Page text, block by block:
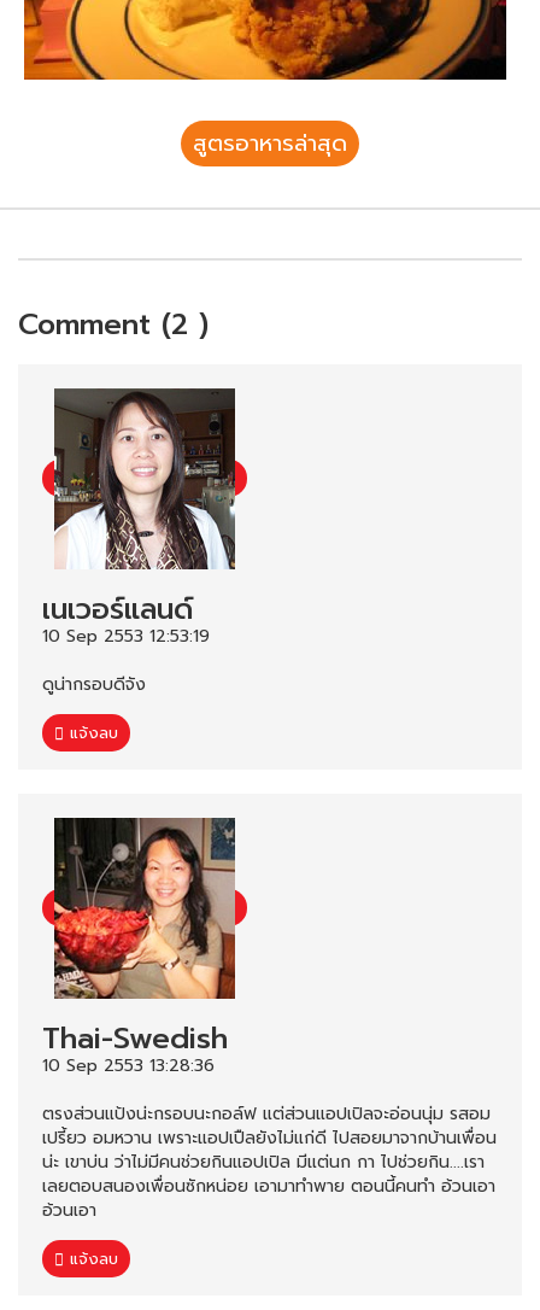
สูตรอาหารล่าสุด
Comment (2 )
เนเวอร์แลนด์
10 Sep 2553 12:53:19
ดูน่ากรอบดีจัง
แจ้งลบ
Thai-Swedish
10 Sep 2553 13:28:36
ตรงส่วนแป้งน่ะกรอบนะกอล์ฟ แต่ส่วนแอปเปิลจะอ่อนนุ่ม รสอม
เปรี้ยว อมหวาน เพราะแอปเปืลยังไม่แก่ดี ไปสอยมาจากบ้านเพื่อน
น่ะ เขาบ่น ว่าไม่มีคนช่วยกินแอปเปิล มีแต่นก กา ไปช่วยกิน....เรา
เลยตอบสนองเพื่อนซักหน่อย เอามาทำพาย ตอนนี้คนทำ อ้วนเอา
อ้วนเอา
แจ้งลบ